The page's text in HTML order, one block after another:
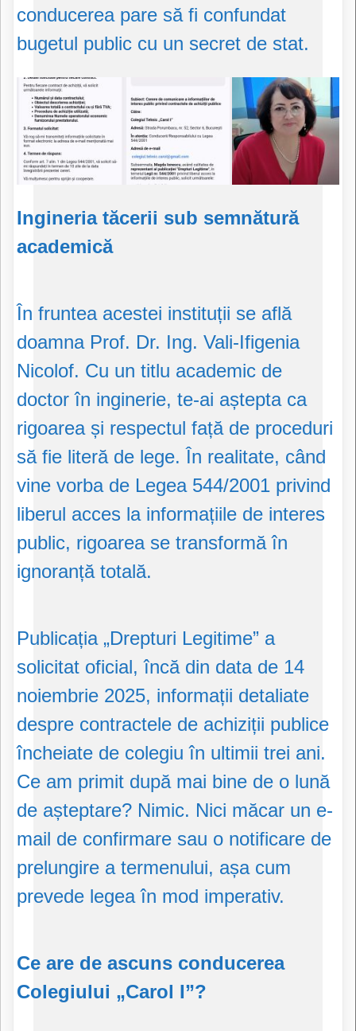
conducerea pare să fi confundat
bugetul public cu un secret de stat.
Ingineria tăcerii sub semnătură
academică
În fruntea acestei instituții se află
doamna Prof. Dr. Ing. Vali-Ifigenia
Nicolof. Cu un titlu academic de
doctor în inginerie, te-ai aștepta ca
rigoarea și respectul față de proceduri
să fie literă de lege. În realitate, când
vine vorba de Legea 544/2001 privind
liberul acces la informațiile de interes
public, rigoarea se transformă în
ignoranță totală.
Publicația „Drepturi Legitime” a
solicitat oficial, încă din data de 14
noiembrie 2025, informații detaliate
despre contractele de achiziții publice
încheiate de colegiu în ultimii trei ani.
Ce am primit după mai bine de o lună
de așteptare? Nimic. Nici măcar un e-
mail de confirmare sau o notificare de
prelungire a termenului, așa cum
prevede legea în mod imperativ.
Ce are de ascuns conducerea
Colegiului „Carol I”?